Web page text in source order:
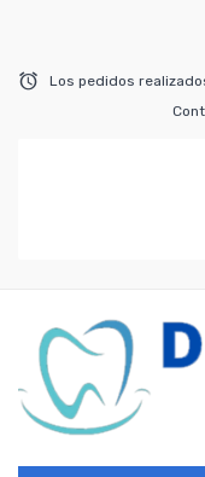
Los pedidos